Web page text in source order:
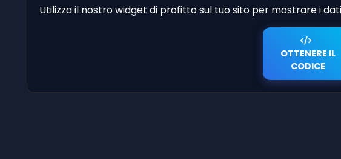
Utilizza il nostro widget di profitto sul tuo sito per mostrare i
OTTENERE IL
CODICE